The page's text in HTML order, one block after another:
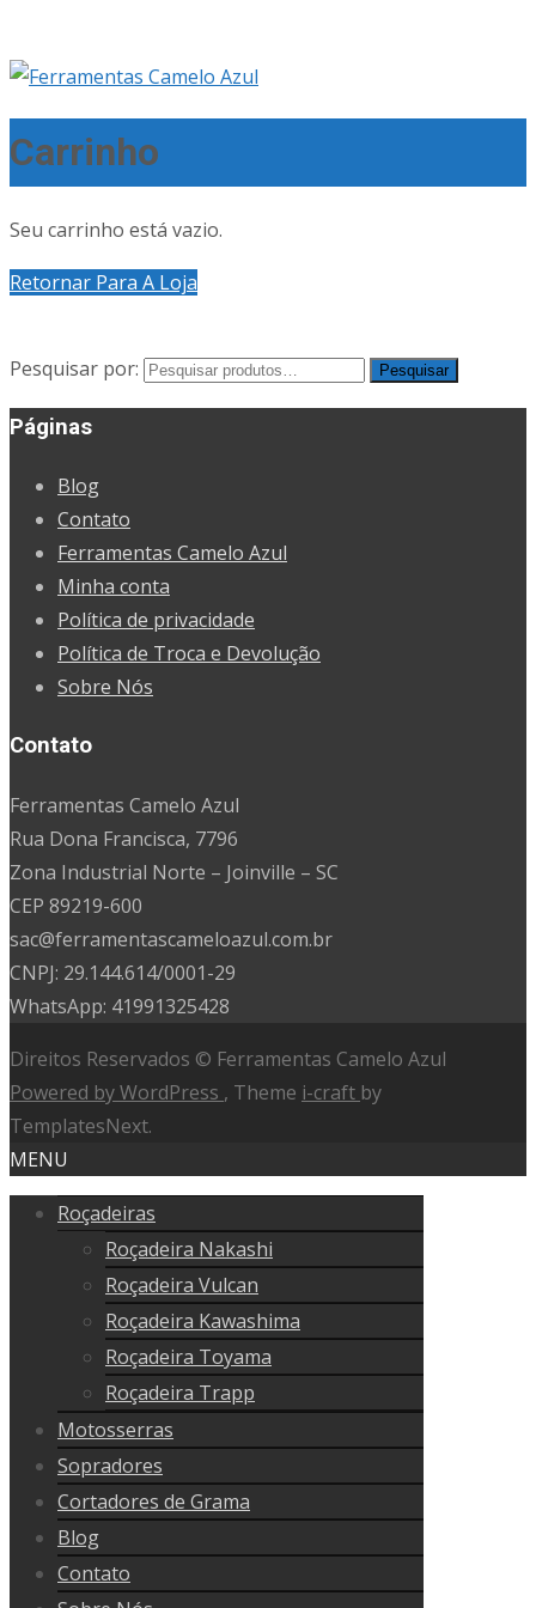
Carrinho
Seu carrinho está vazio.
Retornar Para A Loja
Pesquisar por: Pesquisar
Páginas
Blog
Contato
Ferramentas Camelo Azul
Minha conta
Política de privacidade
Política de Troca e Devolução
Sobre Nós
Contato
Ferramentas Camelo Azul
Rua Dona Francisca, 7796
Zona Industrial Norte – Joinville – SC
CEP 89219-600
sac@ferramentascameloazul.com.br
CNPJ: 29.144.614/0001-29
WhatsApp: 41991325428
Direitos Reservados © Ferramentas Camelo Azul
Powered by WordPress , Theme i-craft by
TemplatesNext.
MENU
Roçadeiras
Roçadeira Nakashi
Roçadeira Vulcan
Roçadeira Kawashima
Roçadeira Toyama
Roçadeira Trapp
Motosserras
Sopradores
Cortadores de Grama
Blog
Contato